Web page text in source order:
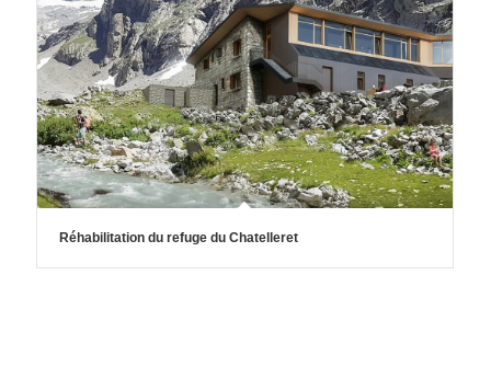
Réhabilitation du refuge du Chatelleret